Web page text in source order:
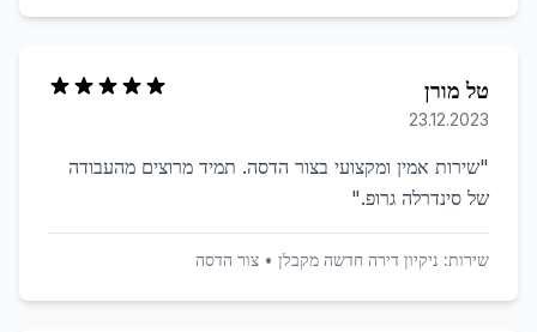
טל מורן
23.12.2023
"שירות אמין ומקצועי בצור הדסה. תמיד מרוצים מהעבודה
של סינדרלה גרופ."
שירות: ניקיון דירה חדשה מקבלן • צור הדסה